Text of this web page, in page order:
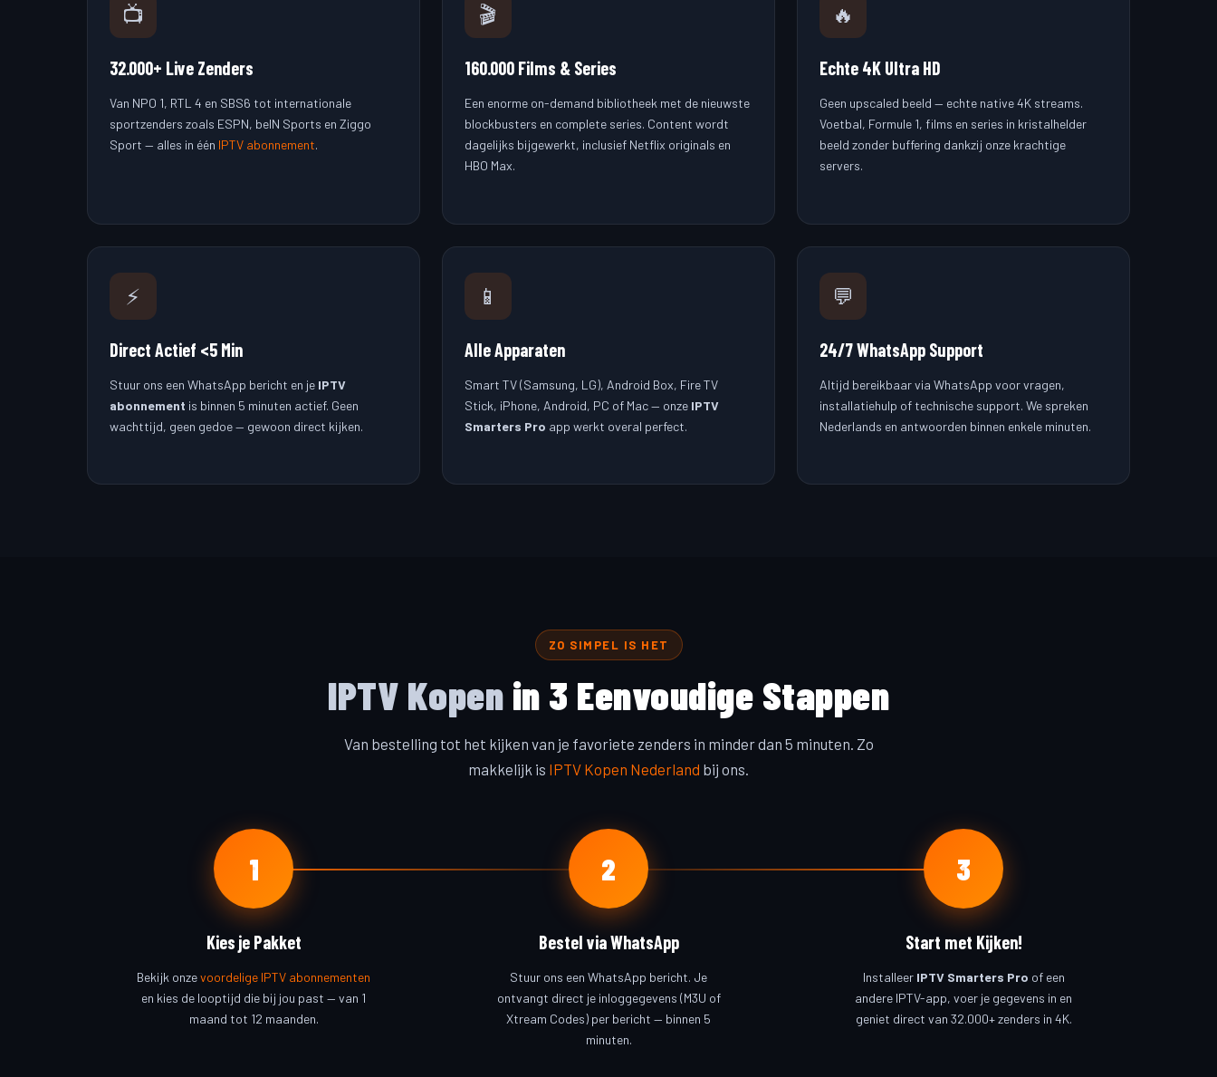
📺
32.000+ Live Zenders
Van NPO 1, RTL 4 en SBS6 tot internationale
sportzenders zoals ESPN, beIN Sports en Ziggo
Sport — alles in één IPTV abonnement.
🎬
160.000 Films & Series
Een enorme on-demand bibliotheek met de nieuwste
blockbusters en complete series. Content wordt
dagelijks bijgewerkt, inclusief Netflix originals en
HBO Max.
🔥
Echte 4K Ultra HD
Geen upscaled beeld — echte native 4K streams.
Voetbal, Formule 1, films en series in kristalhelder
beeld zonder buffering dankzij onze krachtige
servers.
⚡
Direct Actief <5 Min
Stuur ons een WhatsApp bericht en je IPTV
abonnement is binnen 5 minuten actief. Geen
wachttijd, geen gedoe — gewoon direct kijken.
📱
Alle Apparaten
Smart TV (Samsung, LG), Android Box, Fire TV
Stick, iPhone, Android, PC of Mac — onze IPTV
Smarters Pro app werkt overal perfect.
💬
24/7 WhatsApp Support
Altijd bereikbaar via WhatsApp voor vragen,
installatiehulp of technische support. We spreken
Nederlands en antwoorden binnen enkele minuten.
ZO SIMPEL IS HET
IPTV Kopen in 3 Eenvoudige Stappen
Van bestelling tot het kijken van je favoriete zenders in minder dan 5 minuten. Zo
makkelijk is IPTV Kopen Nederland bij ons.
1
Kies je Pakket
Bekijk onzevoordelige IPTV abonnementen
en kies de looptijd die bij jou past — van 1
maand tot 12 maanden.
2
Bestel via WhatsApp
Stuur ons een WhatsApp bericht. Je
ontvangt direct je inloggegevens (M3U of
Xtream Codes) per bericht — binnen 5
minuten.
3
Start met Kijken!
Installeer IPTV Smarters Pro of een
andere IPTV-app, voer je gegevens in en
geniet direct van 32.000+ zenders in 4K.